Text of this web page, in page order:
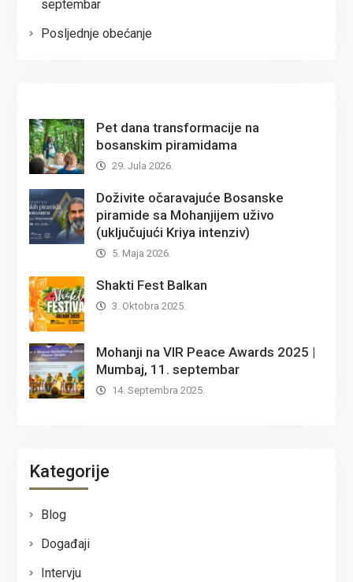
septembar
Posljednje obećanje
Pet dana transformacije na
bosanskim piramidama
29. Jula 2026.
Doživite očaravajuće Bosanske
piramide sa Mohanjijem uživo
(uključujući Kriya intenziv)
5. Maja 2026.
Shakti Fest Balkan
3. Oktobra 2025.
Mohanji na VIR Peace Awards 2025 |
Mumbaj, 11. septembar
14. Septembra 2025.
Kategorije
Blog
Događaji
Intervju